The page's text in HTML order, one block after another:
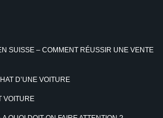
SUISSE – COMMENT RÉUSSIR UNE VENTE
D’UNE VOITURE
VOITURE